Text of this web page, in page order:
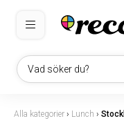
Vad söker du?
Alla kategorier › Lunch ›